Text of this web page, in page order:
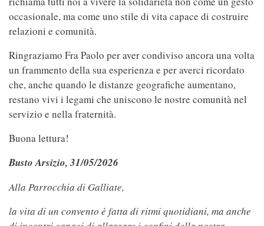
occasionale, ma come uno stile di vita capace di costruire
relazioni e comunità.
Ringraziamo Fra Paolo per aver condiviso ancora una volta
un frammento della sua esperienza e per averci ricordato
che, anche quando le distanze geografiche aumentano,
restano vivi i legami che uniscono le nostre comunità nel
servizio e nella fraternità.
Buona lettura!
Busto Arsizio, 31/05/2026
Alla Parrocchia di Galliate,
la vita di un convento è fatta di ritmi quotidiani, ma anche